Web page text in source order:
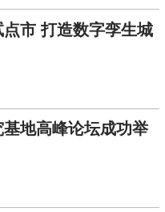
市 打造数字孪生城
地高峰论坛成功举